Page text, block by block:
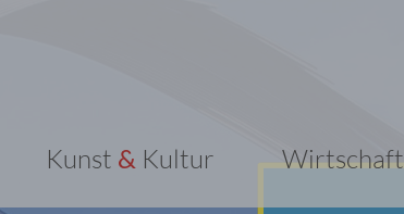
Kunst &Kultur Wirtschaft